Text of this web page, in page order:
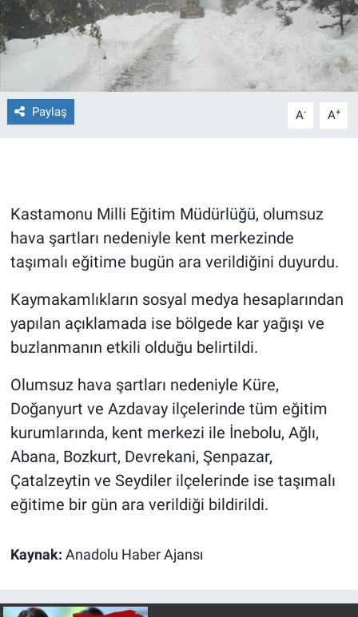
Paylaş A- A+
Kastamonu Milli Eğitim Müdürlüğü, olumsuz
hava şartları nedeniyle kent merkezinde
taşımalı eğitime bugün ara verildiğini duyurdu.
Kaymakamlıkların sosyal medya hesaplarından
yapılan açıklamada ise bölgede kar yağışı ve
buzlanmanın etkili olduğu belirtildi.
Olumsuz hava şartları nedeniyle Küre,
Doğanyurt ve Azdavay ilçelerinde tüm eğitim
kurumlarında, kent merkezi ile İnebolu, Ağlı,
Abana, Bozkurt, Devrekani, Şenpazar,
Çatalzeytin ve Seydiler ilçelerinde ise taşımalı
eğitime bir gün ara verildiği bildirildi.
Kaynak: Anadolu Haber Ajansı
Ekonomi
Gerçeğin İzinde
Gün Ortası
Gündem Özel
Günün görüntüsü
Haber
Kimdir
Koronavirüs
Kültür Sanat